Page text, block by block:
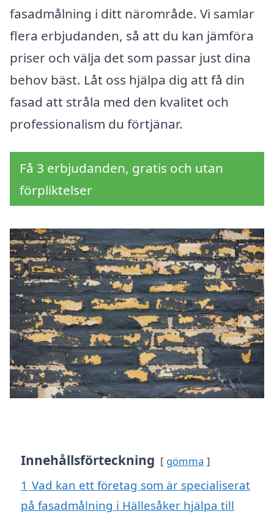
fasadmålning i ditt närområde. Vi samlar
flera erbjudanden, så att du kan jämföra
priser och välja det som passar just dina
behov bäst. Låt oss hjälpa dig att få din
fasad att stråla med den kvalitet och
professionalism du förtjänar.
Få 3 erbjudanden, gratis och utan
förpliktelser
Innehållsförteckning gömma
1 Vad kan ett företag som är specialiserat
på fasadmålning i Hällesåker hjälpa till